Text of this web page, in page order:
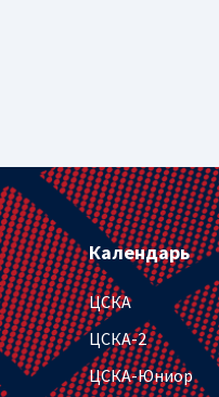
Календарь
ЦСКА
ЦСКА-2
ЦСКА-Юниор